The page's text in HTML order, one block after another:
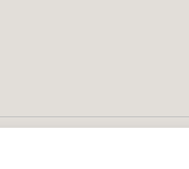
Datenschutz